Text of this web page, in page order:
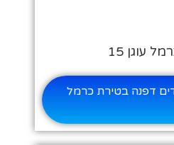
עוגן 15
דפנה בטירת כרמל